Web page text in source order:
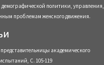
демографической политики, управления,
проблемам женского движения.
академического
С. 105-119